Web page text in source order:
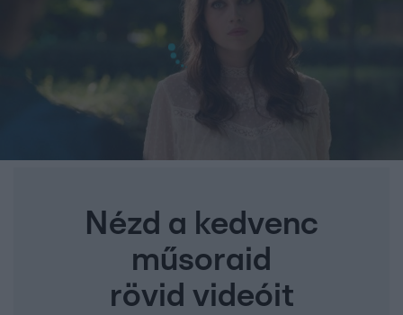
Nézd a kedvenc
műsoraid
rövid videóit